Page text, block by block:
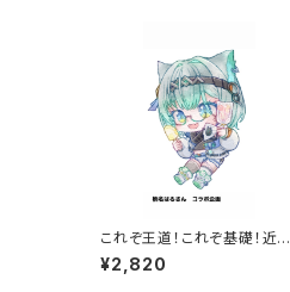
これぞ王道！これぞ基礎！近江
屋を知るべしな満点BOX
¥2,820